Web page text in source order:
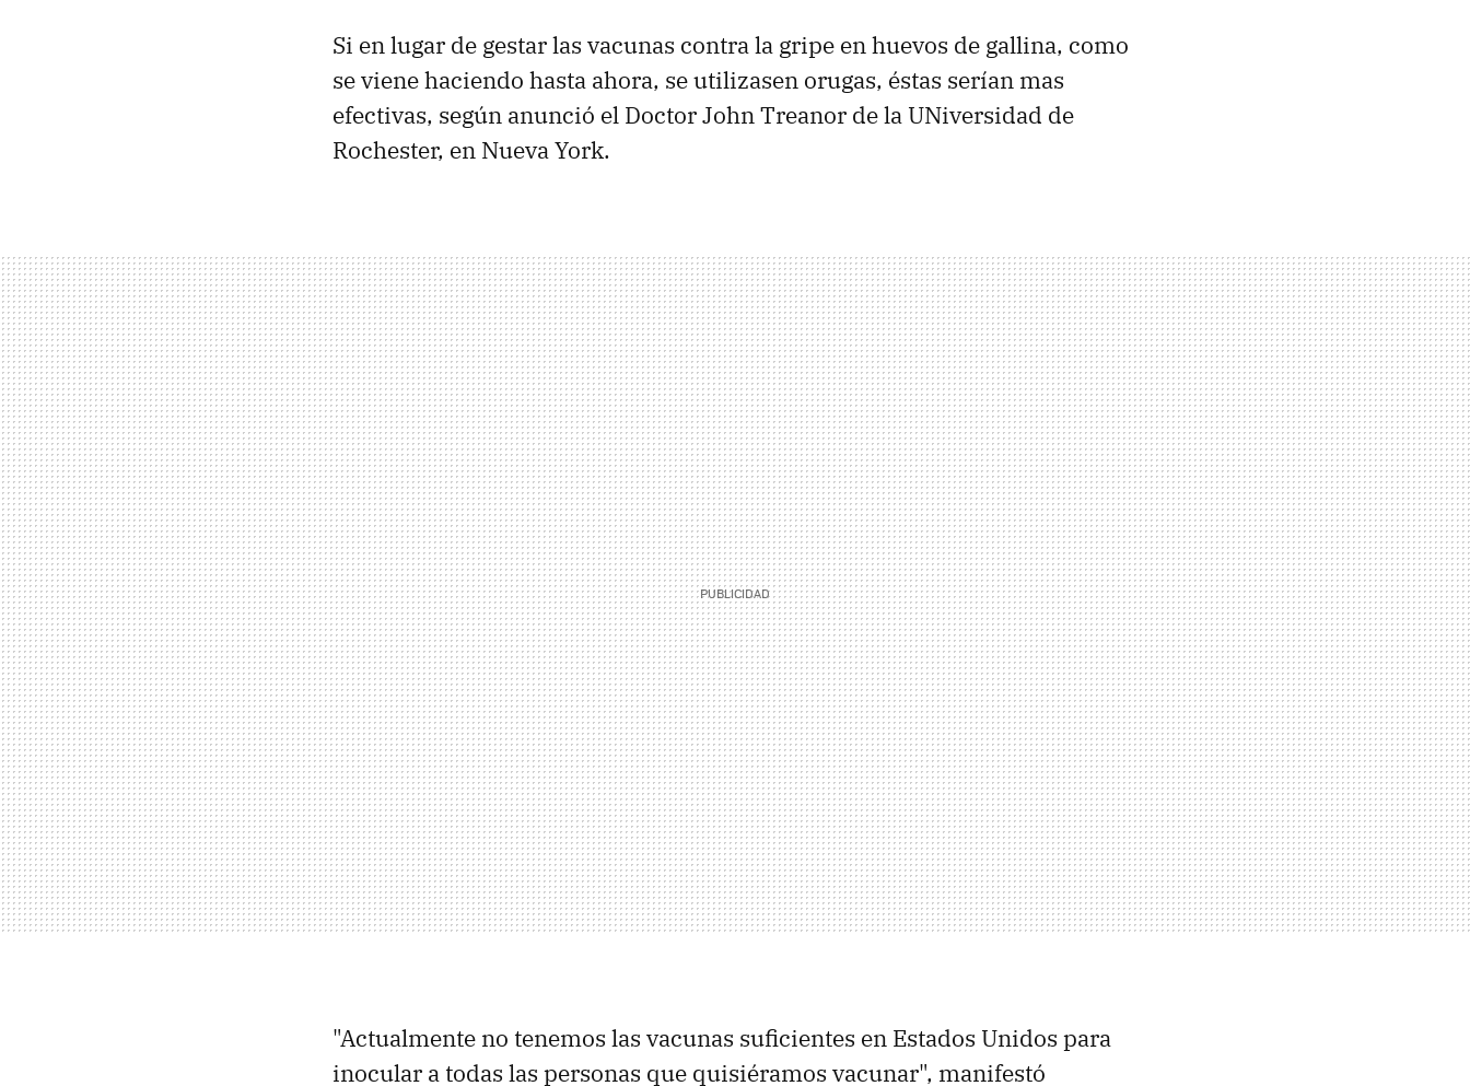
Si en lugar de gestar las vacunas contra la gripe en huevos de gallina, como
se viene haciendo hasta ahora, se utilizasen orugas, éstas serían mas
efectivas, según anunció el Doctor John Treanor de la UNiversidad de
Rochester, en Nueva York.
"Actualmente no tenemos las vacunas suficientes en Estados Unidos para
inocular a todas las personas que quisiéramos vacunar", manifestó